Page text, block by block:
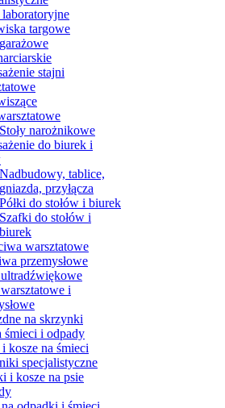
targowe
stajni
Stoły narożnikowe
do biurek i
Nadbudowy, tablice,
gniazda, przyłącza
Półki do stołów i biurek
Szafki do stołów i
biurek
warsztatowe
przemysłowe
i
na skrzynki
śmieci i odpady
kosze na śmieci
specjalistyczne
i kosze na psie